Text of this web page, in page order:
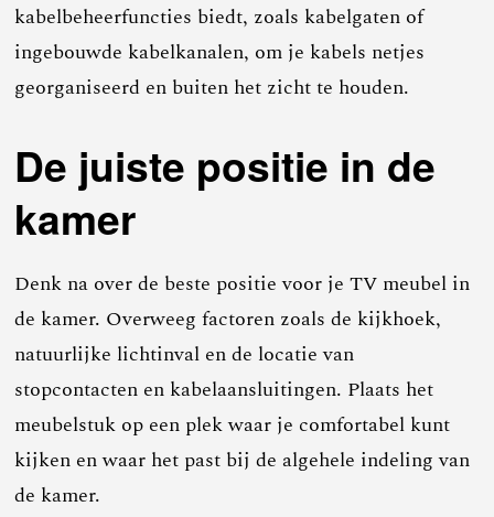
kabelbeheerfuncties biedt, zoals kabelgaten of
ingebouwde kabelkanalen, om je kabels netjes
georganiseerd en buiten het zicht te houden.
De juiste positie in de
kamer
Denk na over de beste positie voor je TV meubel in
de kamer. Overweeg factoren zoals de kijkhoek,
natuurlijke lichtinval en de locatie van
stopcontacten en kabelaansluitingen. Plaats het
meubelstuk op een plek waar je comfortabel kunt
kijken en waar het past bij de algehele indeling van
de kamer.